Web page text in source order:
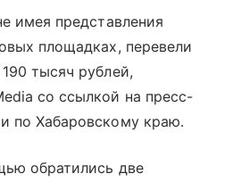
имея представления
площадках, перевели
тысяч рублей,
со ссылкой на пресс-
по Хабаровскому краю.
обратились две